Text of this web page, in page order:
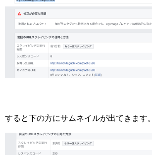
すると下の方にサムネイルが出てきます。